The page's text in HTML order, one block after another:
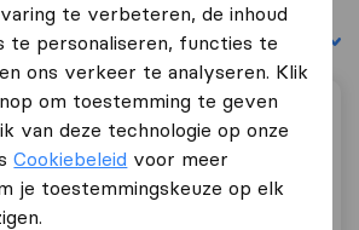
Sorteer op:
te verbeteren, de inhoud
te personaliseren, functies te
ons verkeer te analyseren. Klik
om toestemming te geven
van deze technologie op onze
Cookiebeleid voor meer
je toestemmingskeuze op elk